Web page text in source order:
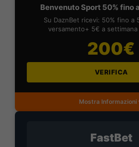
Benvenuto Sport 50% fino
Su DaznBet ricevi: 50% fino a
versamento+ 5€ a
200€
VERIFICA
Mostra Informazioni
FastBet